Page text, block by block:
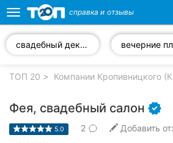
компании
Toggle
navigation
справка и отзывы
свадебный декор вечерние
ТОП 20 Компании Кропивницкого
Фея, свадебный салон
5.0 2 Добавить